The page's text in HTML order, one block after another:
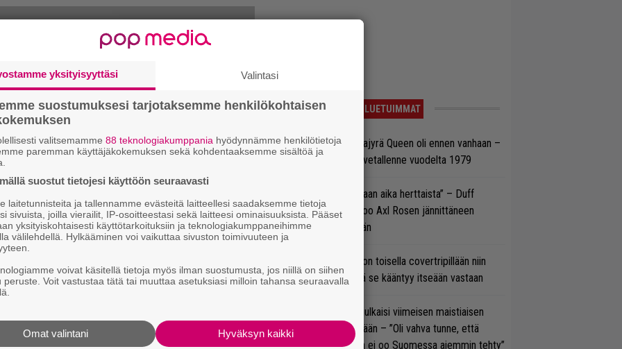
mistä kahvitauolla puhutaan! Nappaa
suoraan sähköpostiin tästä.
LUETUIMMAT
Tällainen keikkajyrä Queen oli ennen vanhaan –
katso tulinen livetallenne vuodelta 1979
”Se oli oikeastaan aika herttaista” – Duff
McKagan kertoo Axl Rosen jännittäneen
AC/DC-pestiään
Arvio: Saimaa on toisella covertripillään niin
suvereeni, että se kääntyy itseään vastaan
Marko Annala julkaisi viimeisen maistiaisen
soolodebyytiltään – ”Oli vahva tunne, että
tällaista musaa ei oo Suomessa aiemmin tehty”
yksityisyyttäsi Valintasi
suostumuksesi tarjotaksemme henkilökohtaisen
valitsemamme 88 teknologiakumppania hyödynnämme henkilötietoja
paremman käyttäjäkokemuksen sekä kohdentaaksemme sisältöä ja
suostut tietojesi käyttöön seuraavasti
laitetunnisteita ja tallennamme evästeitä laitteellesi saadaksemme tietoja
sivuista, joilla vierailit, IP-osoitteestasi sekä laitteesi ominaisuuksista. Pääset
yksityiskohtaisesti käyttötarkoituksiin ja teknologiakumppaneihimme
välilehdellä. Hylkääminen voi vaikuttaa sivuston toimivuuteen ja
voivat käsitellä tietoja myös ilman suostumusta, jos niillä on siihen
peruste. Voit vastustaa tätä tai muuttaa asetuksiasi milloin tahansa seuraavalla
Hyväksyn kaikki
Omat valintani